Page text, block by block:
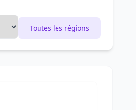
Toutes les régions